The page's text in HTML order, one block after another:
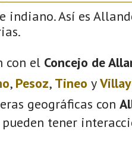
indiano. Así es
con el Concejo de
, Pesoz, Tineo y
geográficas con
tener